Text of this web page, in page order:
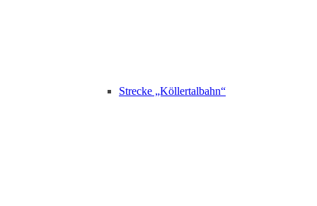
Strecke „Köllertalbahn“